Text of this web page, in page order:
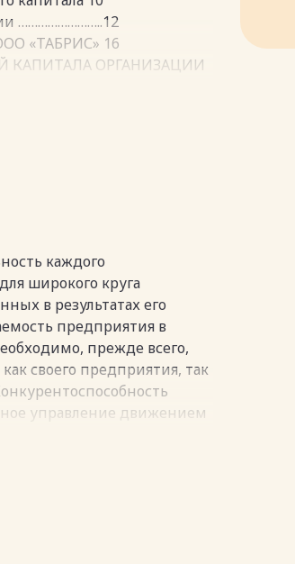
……………………..12
«ТАБРИС» 16
КАПИТАЛА ОРГАНИЗАЦИИ
каждого
широкого круга
в результатах его
предприятия в
прежде всего,
своего предприятия, так
управление движением
деятельности
для финансирования